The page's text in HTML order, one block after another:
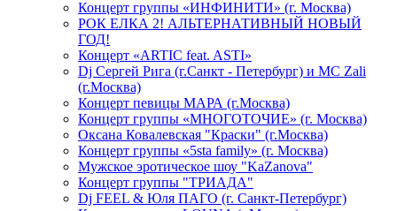
Концерт группы «ИНФИНИТИ» (г. Москва)
РОК ЕЛКА 2! АЛЬТЕРНАТИВНЫЙ НОВЫЙ
ГОД!
Концерт «ARTIC feat. ASTI»
Dj Сергей Рига (г.Санкт - Петербург) и MC Zali
(г.Москва)
Концерт певицы МАРА (г.Москва)
Концерт группы «МНОГОТОЧИЕ» (г. Москва)
Оксана Ковалевская "Краски" (г.Москва)
Концерт группы «5sta family» (г. Москва)
Мужское эротическое шоу "KaZanova"
Концерт группы "ТРИАДА"
Dj FEEL & Юля ПАГО (г. Санкт-Петербург)